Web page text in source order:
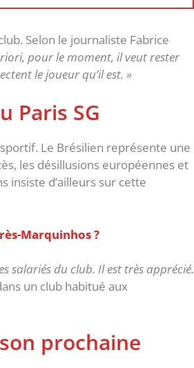
Selon le journaliste Fabrice
pour le moment, il veut rester
le joueur qu’il est. »
Paris SG
Le Brésilien représente une
les désillusions européennes et
insiste d’ailleurs sur cette
Marquinhos ?
salariés du club. Il est très apprécié.
un club habitué aux
prochaine